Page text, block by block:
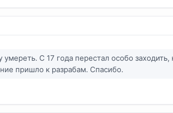
умереть. С 17 года перестал особо
пришло к разрабам. Спасибо.